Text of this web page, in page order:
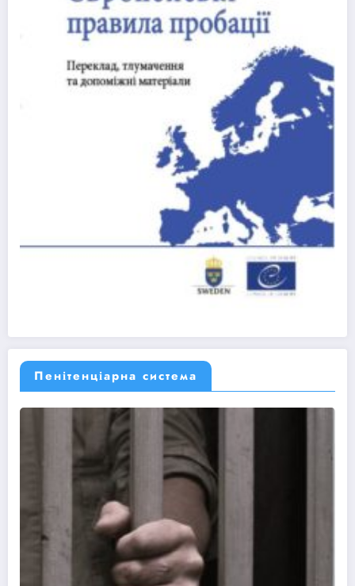
Пенітенціарна система